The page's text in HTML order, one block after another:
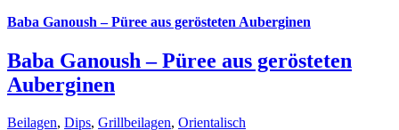
Baba Ganoush – Püree aus gerösteten Auberginen
Baba Ganoush – Püree aus gerösteten
Auberginen
Beilagen, Dips, Grillbeilagen, Orientalisch